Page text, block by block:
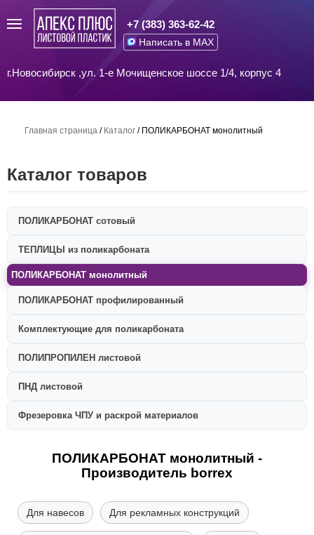
+7 (383) 363-62-42
Написать в MAX
г.Новосибирск ,ул. 1-е Мочищенское шоссе 1/4, корпус 4
Главная страница / Каталог / ПОЛИКАРБОНАТ монолитный
Каталог товаров
ПОЛИКАРБОНАТ сотовый
ТЕПЛИЦЫ из поликарбоната
ПОЛИКАРБОНАТ монолитный
ПОЛИКАРБОНАТ профилированный
Комплектующие для поликарбоната
ПОЛИПРОПИЛЕН листовой
ПНД листовой
Фрезеровка ЧПУ и раскрой материалов
ПОЛИКАРБОНАТ монолитный -
Производитель borrex
Для навесов Для рекламных конструкций